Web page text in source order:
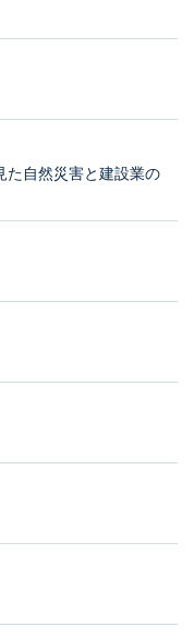
た自然災害と建設業の